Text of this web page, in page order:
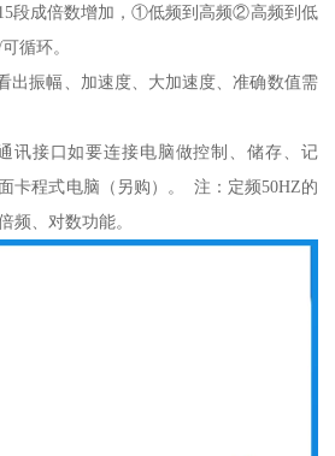
段成倍数增加，①低频到高频②高频到低
循环。
出振幅、加速度、大加速度、准确数值需
讯接口如要连接电脑做控制、储存、记
卡程式电脑（另购）。 注：定频50HZ的
频、对数功能。